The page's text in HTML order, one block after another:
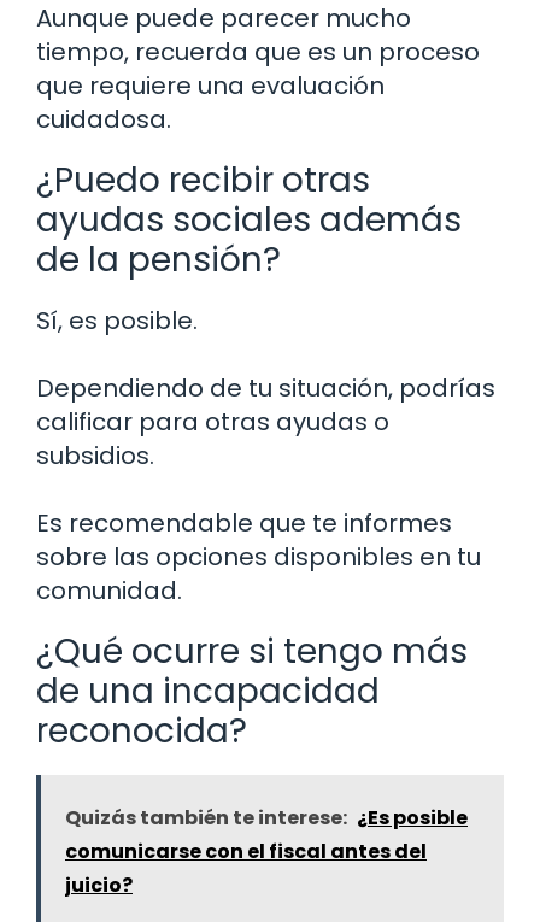
Aunque puede parecer mucho
tiempo, recuerda que es un proceso
que requiere una evaluación
cuidadosa.
¿Puedo recibir otras
ayudas sociales además
de la pensión?
Sí, es posible.
Dependiendo de tu situación, podrías
calificar para otras ayudas o
subsidios.
Es recomendable que te informes
sobre las opciones disponibles en tu
comunidad.
¿Qué ocurre si tengo más
de una incapacidad
reconocida?
Quizás también te interese: ¿Es posible
comunicarse con el fiscal antes del
juicio?